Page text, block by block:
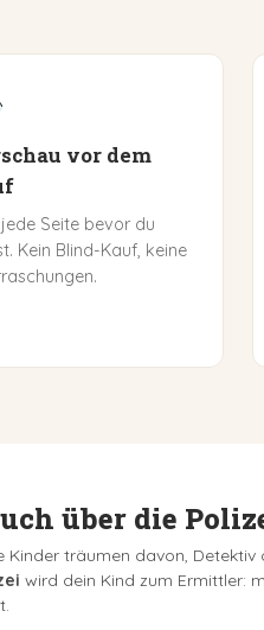
vor dem
jede Seite bevor du
Kein Blind-Kauf, keine
über die
träumen davon, Detektiv
wird dein Kind zum Ermittler: